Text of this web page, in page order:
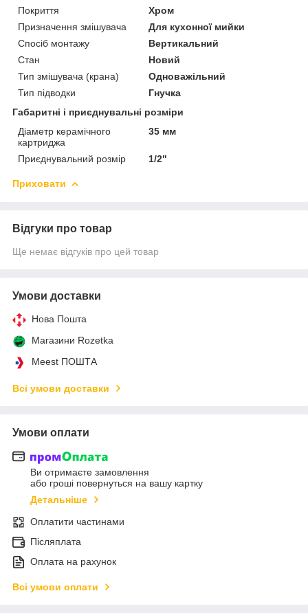
Покриття
Хром
Призначення змішувача
Для кухонної мийки
Спосіб монтажу
Вертикальний
Стан
Новий
Тип змішувача (крана)
Одноважільний
Тип підводки
Гнучка
Габаритні і приєднувальні розміри
Діаметр керамічного
картриджа
35 мм
Приєднувальний розмір 1/2"
Приховати
Відгуки про товар
Ще немає відгуків про цей товар
Умови доставки
Нова Пошта
Магазини Rozetka
Meest ПОШТА
Всі умови доставки
Умови оплати
Ви отримаєте замовлення
або гроші повернуться на вашу картку
Детальніше
Оплатити частинами
Післяплата
Оплата на рахунок
Всі умови оплати